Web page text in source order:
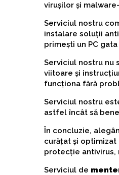
virușilor și
Serviciul nostru
instalare soluții
primești un PC
Serviciul nostru nu
viitoare și
funcționa fără
Serviciul nostru
astfel încât să
În concluzie,
curățat și
protecție antivirus,
Serviciul de